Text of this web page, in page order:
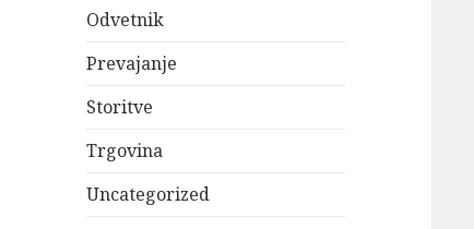
Odvetnik
Prevajanje
Storitve
Trgovina
Uncategorized